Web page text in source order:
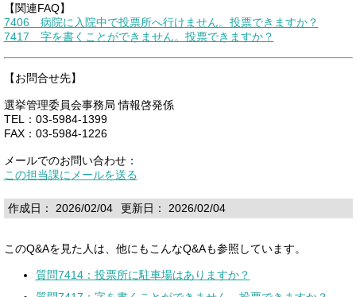
【関連FAQ】
7406 病院に入院中で投票所へ行けません。投票できますか？
7417 字を書くことができません。投票できますか？
【お問合せ先】
選挙管理委員会事務局 情報啓発係
TEL：03-5984-1399
FAX：03-5984-1226
メールでのお問い合わせ：
この担当課にメールを送る
作成日： 2026/02/04 更新日： 2026/02/04
このQ&Aを見た人は、他にもこんなQ&Aも参照しています。
質問7414：投票所に駐車場はありますか？